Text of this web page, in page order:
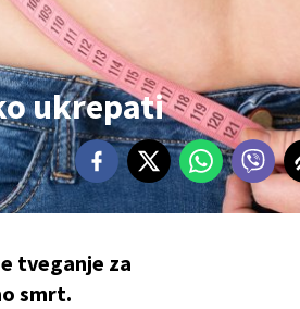
ukrepati
tveganje za
smrt.